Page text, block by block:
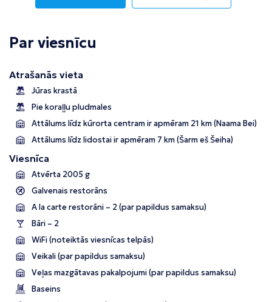
Par viesnīcu
Atrašanās vieta
Jūras krastā
Pie koraļļu pludmales
Attālums līdz kūrorta centram ir apmēram 21 km (Naama Bei)
Attālums līdz lidostai ir apmēram 7 km (Šarm eš Šeiha)
Viesnīca
Atvērta 2005 g
Galvenais restorāns
A la carte restorāni – 2 (par papildus samaksu)
Bāri – 2
WiFi (noteiktās viesnīcas telpās)
Veikali (par papildus samaksu)
Veļas mazgātavas pakalpojumi (par papildus samaksu)
Baseins